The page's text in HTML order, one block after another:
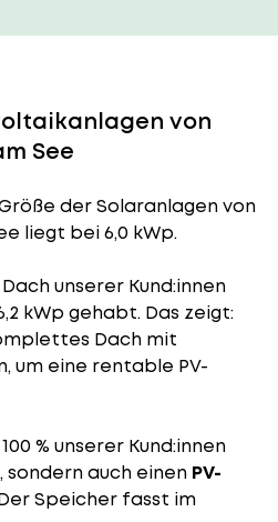
von
See
der Solaranlagenvon
liegt bei 6,0 kWp.
unserer Kund:innen
kWp gehabt. Das zeigt:
Dach mit
um eine rentable PV-
% unserer Kund:innen
sondern auch einen PV-
Speicher fasst im